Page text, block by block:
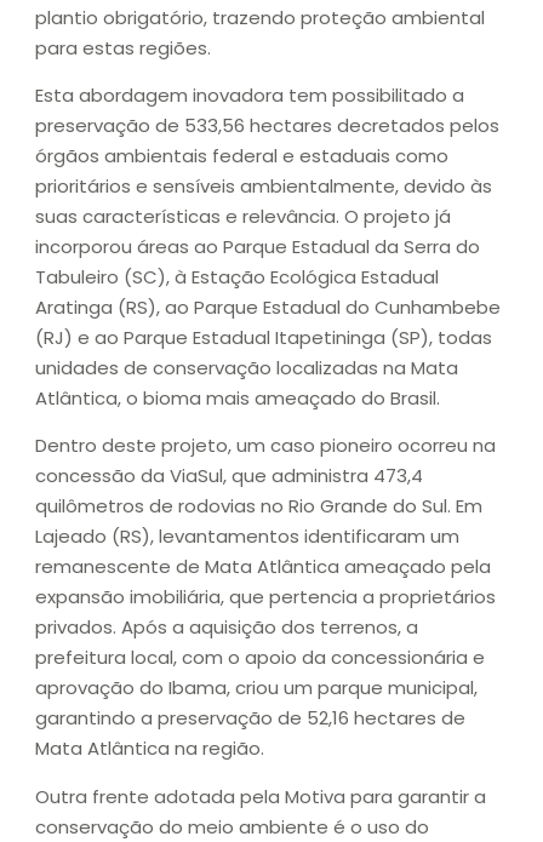
plantio obrigatório, trazendo proteção ambiental
para estas regiões.
Esta abordagem inovadora tem possibilitado a
preservação de 533,56 hectares decretados pelos
órgãos ambientais federal e estaduais como
prioritários e sensíveis ambientalmente, devido às
suas características e relevância. O projeto já
incorporou áreas ao Parque Estadual da Serra do
Tabuleiro (SC), à Estação Ecológica Estadual
Aratinga (RS), ao Parque Estadual do Cunhambebe
(RJ) e ao Parque Estadual Itapetininga (SP), todas
unidades de conservação localizadas na Mata
Atlântica, o bioma mais ameaçado do Brasil.
Dentro deste projeto, um caso pioneiro ocorreu na
concessão da ViaSul, que administra 473,4
quilômetros de rodovias no Rio Grande do Sul. Em
Lajeado (RS), levantamentos identificaram um
remanescente de Mata Atlântica ameaçado pela
expansão imobiliária, que pertencia a proprietários
privados. Após a aquisição dos terrenos, a
prefeitura local, com o apoio da concessionária e
aprovação do Ibama, criou um parque municipal,
garantindo a preservação de 52,16 hectares de
Mata Atlântica na região.
Outra frente adotada pela Motiva para garantir a
conservação do meio ambiente é o uso do